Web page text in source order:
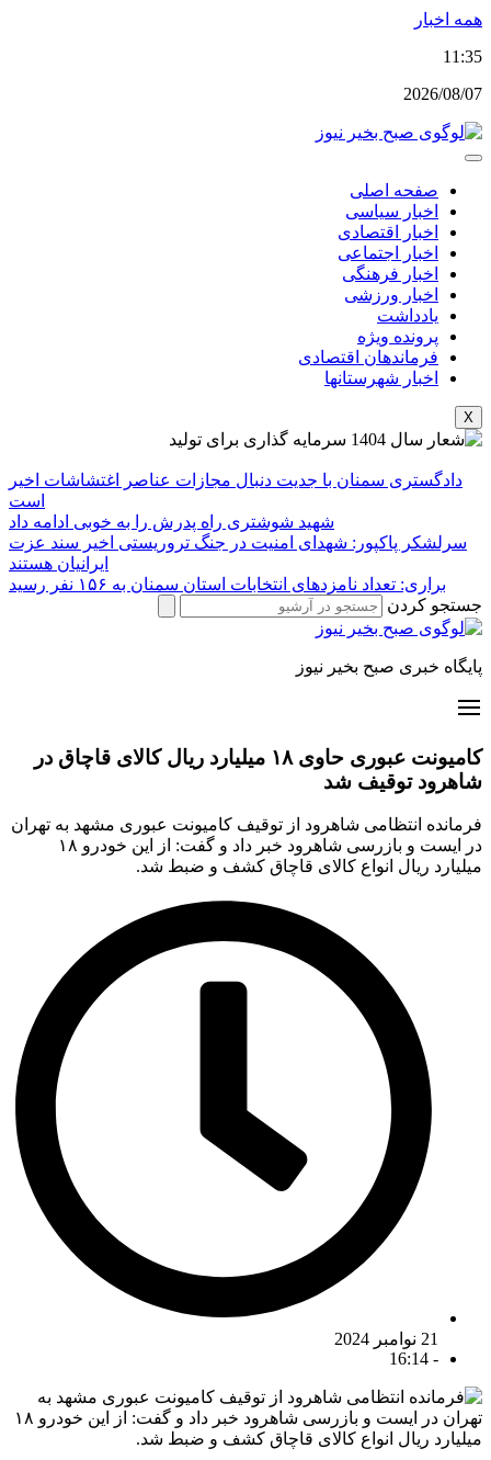
پرش
محتوا
همه اخبار
11:35
2026/08/07
صفحه اصلی
اخبار سیاسی
اخبار اقتصادی
اخبار اجتماعی
اخبار فرهنگی
اخبار ورزشی
یادداشت
پرونده ویژه
فرماندهان اقتصادی
اخبار شهرستانها
X
دادگستری سمنان با جدیت دنبال مجازات عناصر اغتشاشات اخیر
است
شهید شوشتری راه پدرش را به خوبی ادامه داد
سرلشکر پاکپور: شهدای امنیت در جنگ تروریستی اخیر سند عزت
ایرانیان هستند
براری: تعداد نامزدهای انتخابات استان سمنان به ۱۵۶ نفر رسید
جستجو کردن
پایگاه خبری صبح بخیر نیوز
کامیونت عبوری حاوی ۱۸ میلیارد ریال کالای قاچاق در
شاهرود توقیف شد
فرمانده انتظامی شاهرود از توقیف کامیونت عبوری مشهد به تهران
در ایست و بازرسی شاهرود خبر داد و گفت: از این خودرو ۱۸
میلیارد ریال انواع کالای قاچاق کشف و ضبط شد.
21 نوامبر 2024
-
16:14